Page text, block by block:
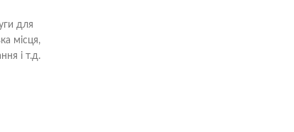
для
місця,
і т.д.